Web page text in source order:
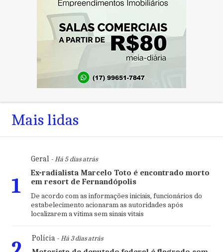
Mais lidas
1
Geral- Há 5 dias atrás
Ex-radialista Marcelo Toto é encontrado morto
em resort de Fernandópolis
De acordo com as informações iniciais, funcionários do
estabelecimento acionaram as autoridades após
localizarem a vítima sem sinais vitais
Polícia- Há 3 dias atrás